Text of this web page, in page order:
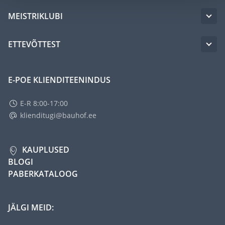
MEISTRIKLUBI
ETTEVÕTTEST
E-POE KLIENDITEENINDUS
E-R 8:00-17:00
klienditugi@bauhof.ee
KAUPLUSED
BLOGI
PABERKATALOOG
JÄLGI MEID: